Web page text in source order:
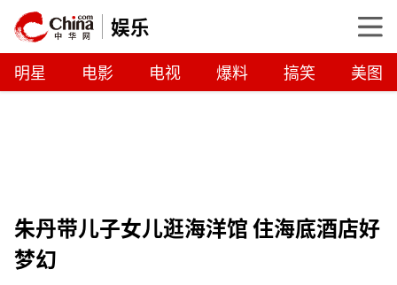
娱乐
明星 电影 电视 爆料 搞笑 美图
朱丹带儿子女儿逛海洋馆 住海底酒店好
梦幻